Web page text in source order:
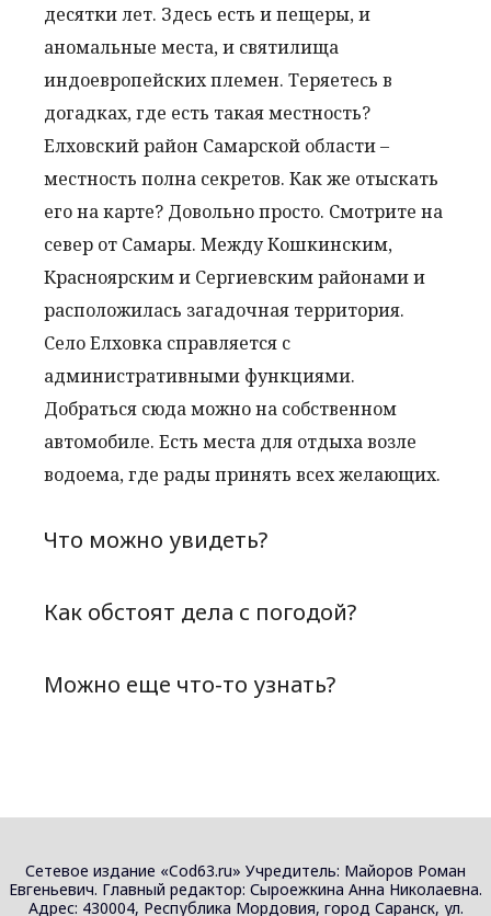
десятки лет. Здесь есть и пещеры, и
аномальные места, и святилища
индоевропейских племен. Теряетесь в
догадках, где есть такая местность?
Елховский район Самарской области –
местность полна секретов. Как же отыскать
его на карте? Довольно просто. Смотрите на
север от Самары. Между Кошкинским,
Красноярским и Сергиевским районами и
расположилась загадочная территория.
Село Елховка справляется с
административными функциями.
Добраться сюда можно на собственном
автомобиле. Есть места для отдыха возле
водоема, где рады принять всех желающих.
Что можно увидеть?
Как обстоят дела с погодой?
Можно еще что-то узнать?
Сетевое издание «Cod63.ru» Учредитель: Майоров Роман
Евгеньевич. Главный редактор: Сыроежкина Анна Николаевна.
Адрес: 430004, Республика Мордовия, город Саранск, ул.